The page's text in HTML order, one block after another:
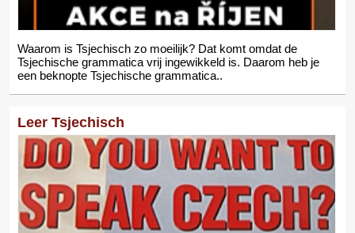
Waarom is Tsjechisch zo moeilijk? Dat komt omdat de
Tsjechische grammatica vrij ingewikkeld is. Daarom heb je
een beknopte Tsjechische grammatica..
Leer Tsjechisch